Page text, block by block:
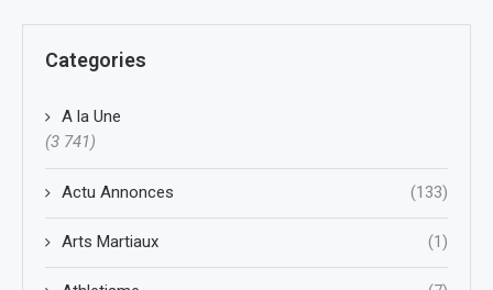
Categories
A la Une
(3 741)
Actu Annonces (133)
Arts Martiaux (1)